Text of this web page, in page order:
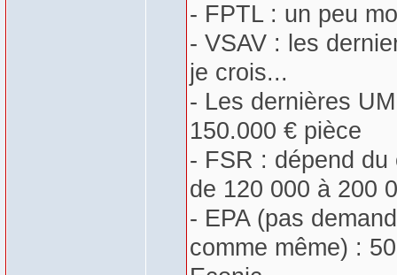
- FPTL : un peu
- VSAV : les
je crois...
- Les dernières
150.000 € pièce
- FSR : dépend
de 120 000 à 200
- EPA (pas
comme même) :